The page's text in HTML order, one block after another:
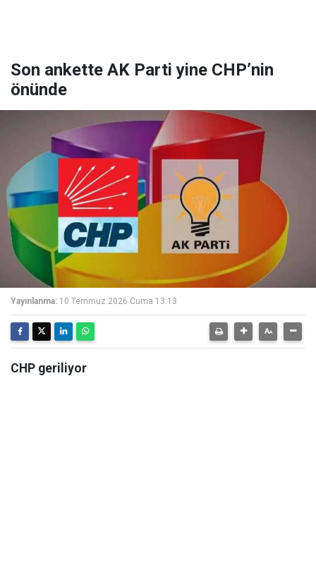
Son ankette AK Parti yine CHP’nin
önünde
Yayınlanma: 10 Temmuz 2026 Cuma 13:13
CHP geriliyor